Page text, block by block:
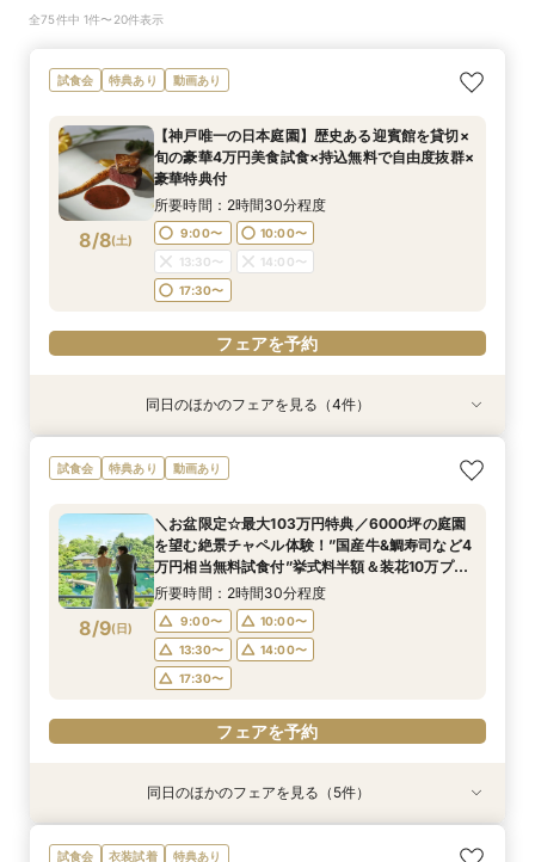
全75件中 1件〜20件表示
試食会 特典あり 動画あり
8/8(土)
【神戸唯一の日本庭園】歴史ある迎賓館を貸切×
旬の豪華4万円美食試食×持込無料で自由度抜群×
豪華特典付
所要時間：2時間30分程度
9:00〜
10:00〜
13:30〜
14:00〜
17:30〜
フェアを予約
特典あり
8/8(土 )
残2席＼憧れの和婚を叶える★/神前式＊挙式スタ
イル相談×贅沢試食フェア
9:00〜
10:00〜
13:30〜
14:00〜
17:30〜
フェアを予約
特典あり
8/8(土 )
【料理重視の方必見】午前中フェア参加で国産牛
含む4万円相当試食×会場コーディネート見学！
なしフェア♪
所要時間：2時間30分程度
9:00〜
10:00〜
13:30〜
14:00〜
17:30〜
フェアを予約
特典あり
8/8(土 )
＼初見学の方へ☆フェア優待付／感動のチャペル
体験×豪華試食
9:00〜
10:00〜
13:30〜
14:00〜
17:30〜
フェアを予約
8/8(土 )
＼6名からOK★少人数でも貸切！／特別プラン
見積もり相談会×試食付
13:30〜 17:30〜
フェアを予約
同日のほかのフェアを見る（4件）
試食会 特典あり 動画あり
8/9(日)
＼お盆限定☆最大103万円特典／6000坪の庭園
を望む絶景チャペル体験！”国産牛&鯛寿司など4
万円相当無料試食付”挙式料半額＆装花10万プレ
ゼントなど特別優待フェア！
所要時間：2時間30分程度
9:00〜
10:00〜
13:30〜
14:00〜
17:30〜
フェアを予約
特典あり
直前予約OK《2件目以降の来館◎》会場まるごと
特典あり
残2席＼憧れの和婚を叶える★/神前式＊挙式スタ
特典あり
【料理重視の方必見】午前中フェア参加で国産牛
特典あり
＼初見学の方へ☆フェア優待付／感動のチャペル
＼6名からOK★少人数でも貸切！／特別プラン
同日のほかのフェアを見る（5件）
試食会 衣装試着 特典あり